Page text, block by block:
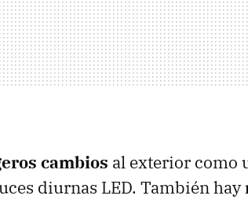
cambios al exterior como
diurnas LED. También hay